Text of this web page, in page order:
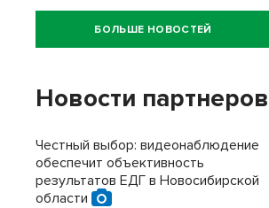
БОЛЬШЕ НОВОСТЕЙ
Новости партнеров
Честный выбор: видеонаблюдение
обеспечит объективность
результатов ЕДГ в Новосибирской
области